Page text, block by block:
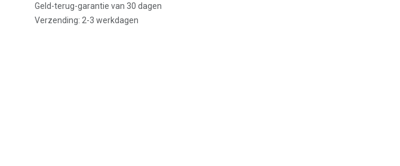
Geld-terug-garantie van 30 dagen
Verzending: 2-3 werkdagen